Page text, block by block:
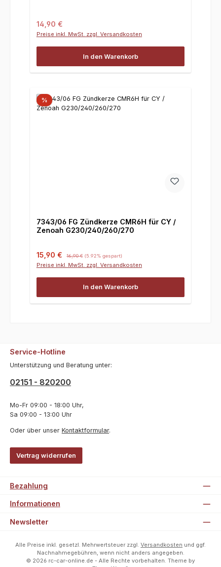
Regulärer Preis:
14,90 €
Preise inkl. MwSt. zzgl. Versandkosten
In den Warenkorb
%
7343/06 FG Zündkerze CMR6H für CY /
Zenoah G230/240/260/270
Verkaufspreis:
15,90 € 16,90 € (5.92% gespart)
Preise inkl. MwSt. zzgl. Versandkosten
In den Warenkorb
Service-Hotline
Unterstützung und Beratung unter:
02151 - 820200
Mo-Fr 09:00 - 18:00 Uhr,
Sa 09:00 - 13:00 Uhr
Oder über unser Kontaktformular.
Vertrag widerrufen
Bezahlung
Informationen
Newsletter
Alle Preise inkl. gesetzl. Mehrwertsteuer zzgl. Versandkosten und ggf.
Nachnahmegebühren, wenn nicht anders angegeben.
© 2026 rc-car-online.de - Alle Rechte vorbehalten. Theme by